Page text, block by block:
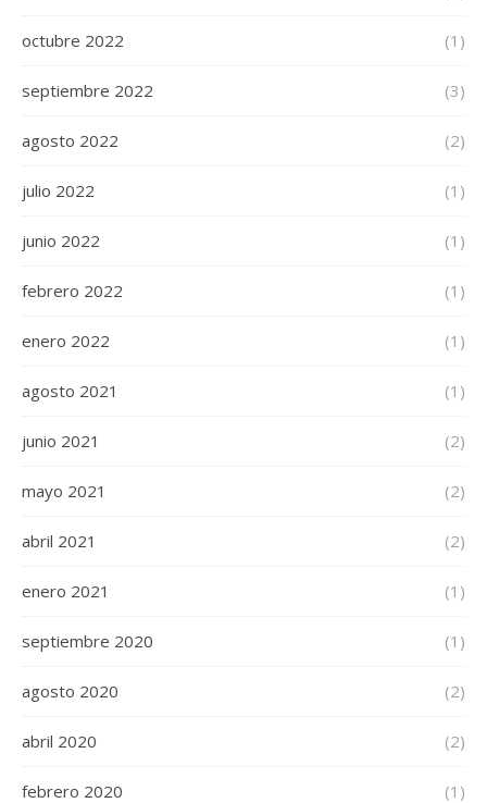
octubre 2022 (1)
septiembre 2022 (3)
agosto 2022 (2)
julio 2022 (1)
junio 2022 (1)
febrero 2022 (1)
enero 2022 (1)
agosto 2021 (1)
junio 2021 (2)
mayo 2021 (2)
abril 2021 (2)
enero 2021 (1)
septiembre 2020 (1)
agosto 2020 (2)
abril 2020 (2)
febrero 2020 (1)